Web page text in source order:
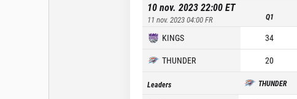
10 nov. 2023 22:00ET
11 nov. 2023 04:00FR Q1
KINGS 34
THUNDER
20
Leaders THUNDER